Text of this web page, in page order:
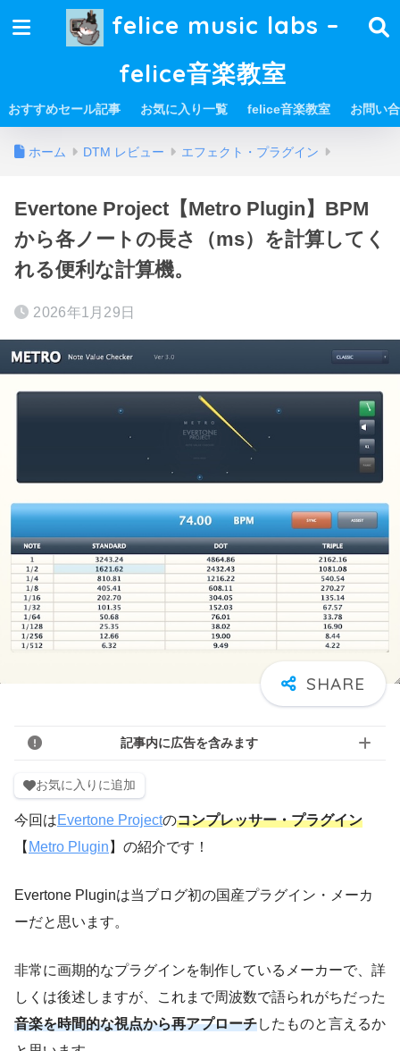
felice music labs –
felice音楽教室
おすすめセール記事 お気に入り一覧 felice音楽教室 お問い
ホーム DTM レビュー エフェクト・プラグイン
Evertone Project【Metro Plugin】BPM
から各ノートの長さ（ms）を計算してく
れる便利な計算機。
2026年1月29日
記事内に広告を含みます
お気に入りに追加
今回はEvertone Projectのコンプレッサー・プラグイン
【 Metro Plugin 】の紹介です！
Evertone Pluginは当ブログ初の国産プラグイン・メーカ
ーだと思います。
非常に画期的なプラグインを制作しているメーカーで、詳
しくは後述しますが、これまで周波数で語られがちだった
音楽を時間的な視点から再アプローチしたものと言えるか